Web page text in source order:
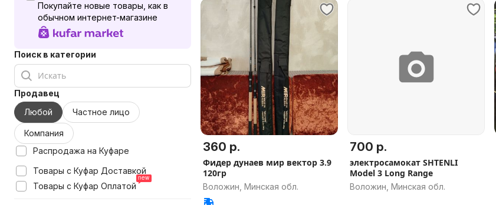
Покупайте новые товары, как в
обычном интернет-магазине
Поиск в категории
Продавец
Любой
Частное лицо
Компания
Распродажа на Куфаре
Товары с Куфар Доставкой
Товары с Куфар Оплатой
360 р.
Фидер дунаев мир вектор 3.9
120гр
Воложин, Минская обл.
700 р.
электросамокат SHTENLI
Model 3 Long Range
Воложин, Минская обл.